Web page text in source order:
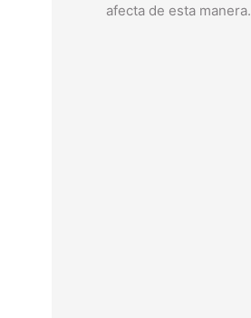
afecta de esta manera.